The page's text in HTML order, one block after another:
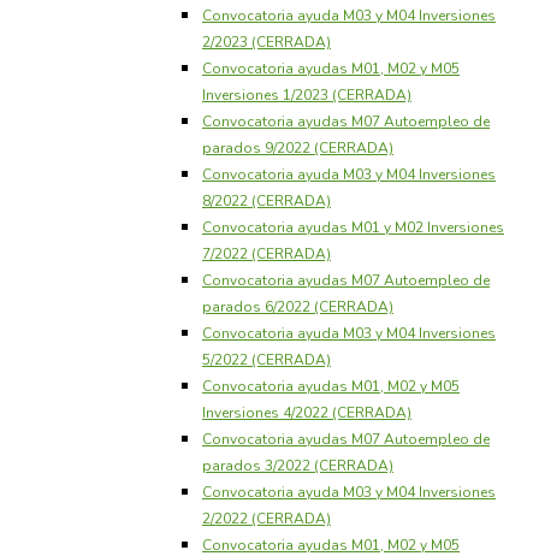
Convocatoria ayuda M03 y M04 Inversiones
2/2023 (CERRADA)
Convocatoria ayudas M01, M02 y M05
Inversiones 1/2023 (CERRADA)
Convocatoria ayudas M07 Autoempleo de
parados 9/2022 (CERRADA)
Convocatoria ayuda M03 y M04 Inversiones
8/2022 (CERRADA)
Convocatoria ayudas M01 y M02 Inversiones
7/2022 (CERRADA)
Convocatoria ayudas M07 Autoempleo de
parados 6/2022 (CERRADA)
Convocatoria ayuda M03 y M04 Inversiones
5/2022 (CERRADA)
Convocatoria ayudas M01, M02 y M05
Inversiones 4/2022 (CERRADA)
Convocatoria ayudas M07 Autoempleo de
parados 3/2022 (CERRADA)
Convocatoria ayuda M03 y M04 Inversiones
2/2022 (CERRADA)
Convocatoria ayudas M01, M02 y M05